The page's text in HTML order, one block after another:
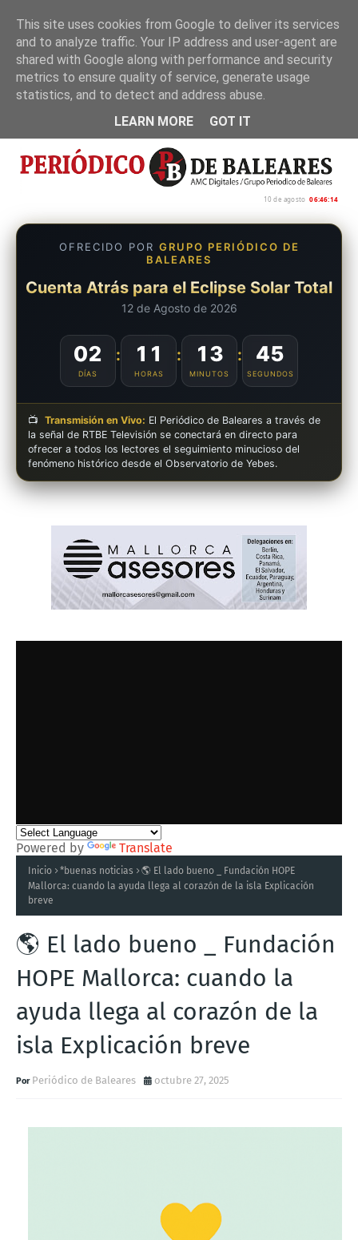
Inicio Nosotros Política de privacidad
10 de agosto 06:46:15
OFRECIDO POR GRUPO PERIÓDICO DE
BALEARES
Cuenta Atrás para el Eclipse Solar Total
12 de Agosto de 2026
02
DÍAS
: 11
HORAS
: 13
MINUTOS
: 44
SEGUNDOS
📺 Transmisión en Vivo: El Periódico de Baleares a través de
la señal de RTBE Televisión se conectará en directo para
ofrecer a todos los lectores el seguimiento minucioso del
fenómeno histórico desde el Observatorio de Yebes.
Powered by Translate
Inicio *buenas noticias
🌎 El lado bueno _ Fundación HOPE
Mallorca: cuando la ayuda llega al corazón de la isla Explicación
breve
🌎 El lado bueno _ Fundación
HOPE Mallorca: cuando la
ayuda llega al corazón de la
isla Explicación breve
Periódico de Baleares octubre 27, 2025
This site uses cookies from Google to deliver its services
and to analyze traffic. Your IP address and user-agent are
shared with Google along with performance and security
metrics to ensure quality of service, generate usage
statistics, and to detect and address abuse.
LEARN MORE
GOT IT